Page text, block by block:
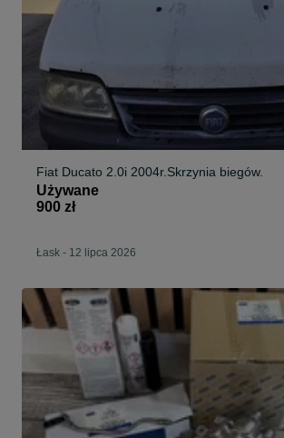
Fiat Ducato 2.0i 2004r.Skrzynia biegów.
Używane
900 zł
Łask - 12 lipca 2026